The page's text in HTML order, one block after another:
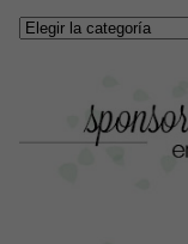
Categorías